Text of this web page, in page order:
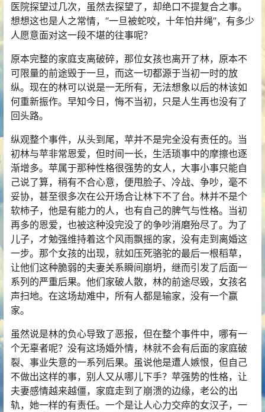
医院探望过几次，虽然去探望了，却绝口不提复合之事。
想想这也是人之常情，“一旦被蛇咬，十年怕井绳”，有多少
人愿意面对这一段不堪的往事呢？
原本完整的家庭支离破碎，那位女孩也离开了林，原本不
可限量的前途毁于一旦，而这一切都源于当初一时的放
纵。现在的林可以说是一无所有，无法想象以后的林该如
何重新振作。早知今日，悔不当初，只是人生再也没有了
回头路。
纵观整个事件，从头到尾，苹并不是完全没有责任的。当
初林与苹非常恩爱，但时间一长，生活琐事中的摩擦也逐
渐增多。苹属于那种性格很强势的女人，大事小事只能自
己说了算，稍有不合心意，便甩脸子、冷战、争吵，毫不
妥协，甚至很多次在公开场合让林下不了台。林并不是个
软柿子，他是有能力的人，也有自己的脾气与性格。当初
再多的恩爱，也被这种没完没了的争吵消磨殆尽了。为了
儿子，才勉强维持着这个风雨飘摇的家，没有走到离婚这
一步。那个女孩的出现，就如压死骆驼的最后一根稻草，
让他们这种脆弱的夫妻关系瞬间崩坍，继而引发了后面一
系列的严重后果。他们家破人散，林的前途尽毁，女孩名
声扫地。在这场劫难中，所有人都是输家，没有一个赢
家。
虽然说是林的负心导致了恶报，但在整个事件中，哪有一
个无辜者呢？没有这场婚外情，林就不会有后面的家庭破
裂、事业失意的一系列后果。虽说他是遭人嫉恨，但自己
不做出这样的事，别人又从哪儿下手？苹强势的性格，让
夫妻感情越来越僵，家庭走到了崩溃的边缘，老公的出
轨，她一样的有责任。一个是让人心力交瘁的女汉子，一